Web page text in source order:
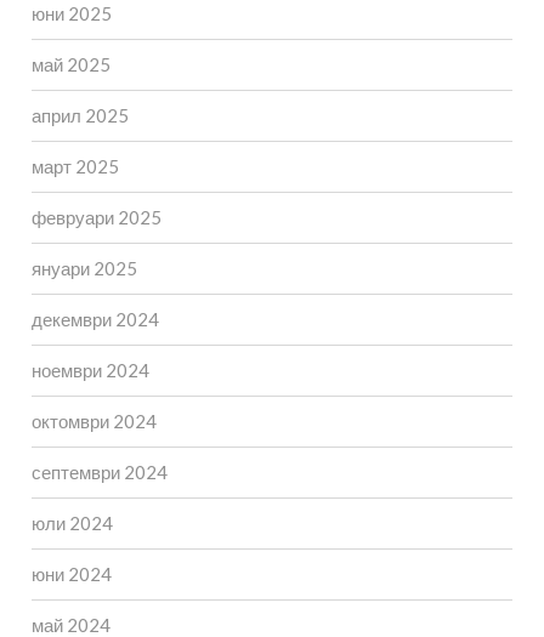
юни 2025
май 2025
април 2025
март 2025
февруари 2025
януари 2025
декември 2024
ноември 2024
октомври 2024
септември 2024
юли 2024
юни 2024
май 2024